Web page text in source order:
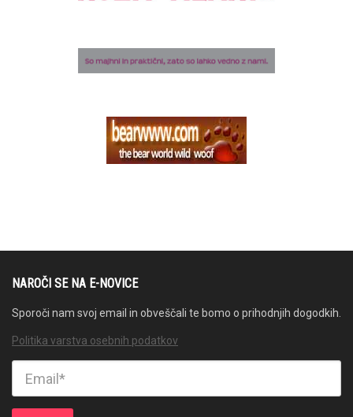
NAROČI SE NA E-NOVICE
Sporoči nam svoj email in obveščali te bomo o prihodnjih dogodkih.
Politika varstva osebnih podatkov